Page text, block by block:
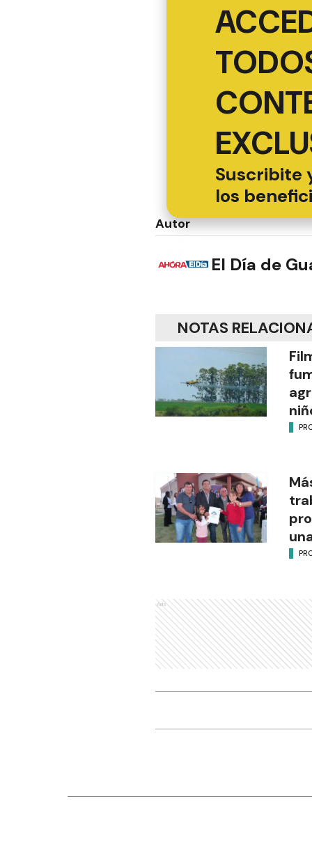
Suscribite
los
Autor
El Día de
NOTAS
Ads